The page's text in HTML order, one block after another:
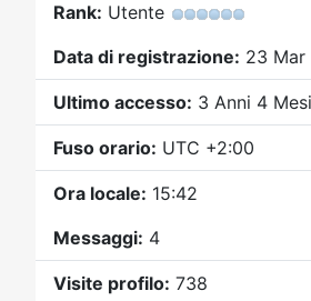
Forum
Rank: Utente
Data di registrazione: 23 Mar
Ultimo accesso: 3 Anni 4
Fuso orario: UTC +2:00
Ora locale: 15:42
Messaggi: 4
Visite profilo: 738